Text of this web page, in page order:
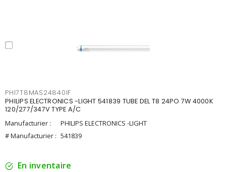
PHI7T8MAS24840IF
PHILIPS ELECTRONICS -LIGHT 541839 TUBE DEL T8 24PO 7W 4000K
120/277/347V TYPE A/C
Manufacturier :
PHILIPS ELECTRONICS -LIGHT
# Manufacturier : 541839
En inventaire